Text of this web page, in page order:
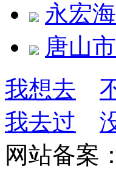
永宏
唐山
我想去
我去过
网站备案：